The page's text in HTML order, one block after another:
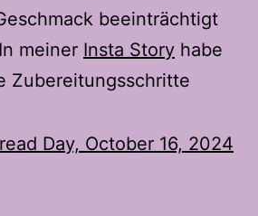
beeinträchtigt
meiner Insta Story habe
Zubereitungsschritte